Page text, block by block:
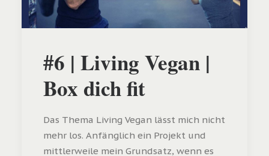
#6 | Living Vegan |
Box dich fit
Das Thema Living Vegan lässt mich nicht
mehr los. Anfänglich ein Projekt und
mittlerweile mein Grundsatz, wenn es